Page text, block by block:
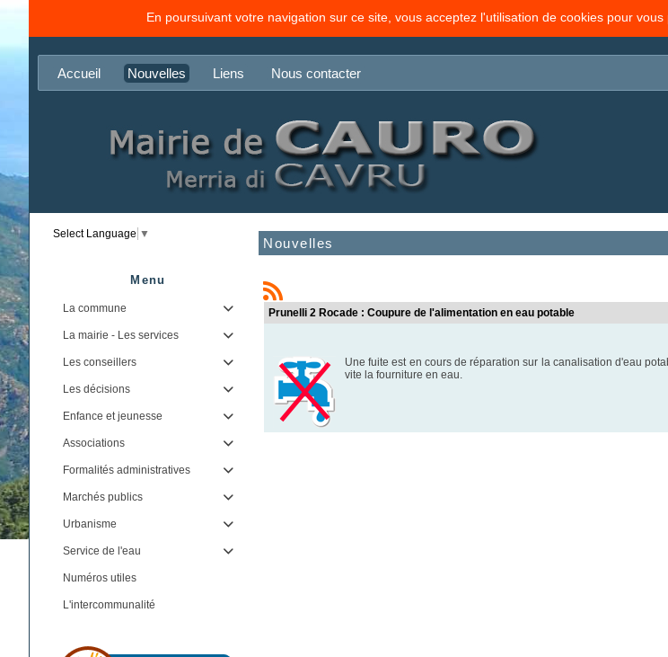
En poursuivant votre navigation sur ce site, vous acceptez l'utilisation de cookies pour
Accueil Nouvelles Liens Nous contacter
Select Language ▼
Menu
La commune 
La mairie - Les services 
Les conseillers 
Les décisions 
Enfance et jeunesse 
Associations 
Formalités administratives 
Marchés publics 
Urbanisme 
Service de l'eau 
Numéros utiles
L'intercommunalité
Nouvelles
Prunelli 2 Rocade : Coupure de l'alimentation en eau potable
Une fuite est en cours de réparation sur la canalisation d'eau
vite la fourniture en eau.